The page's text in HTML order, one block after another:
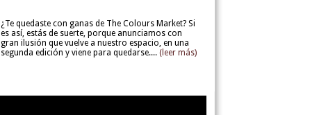
¿Te quedaste con ganas de The Colours Market? Si
es así, estás de suerte, porque anunciamos con
gran ilusión que vuelve a nuestro espacio, en una
segunda edición y viene para quedarse.... (leer más)